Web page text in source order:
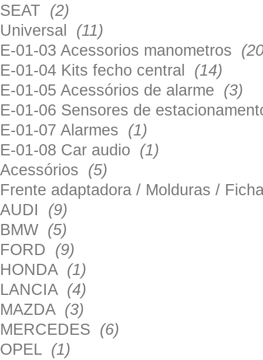
SEAT (2)
Universal (11)
E-01-03 Acessorios manometros
E-01-04 Kits fecho central (14)
E-01-05 Acessórios de alarme (3)
E-01-06 Sensores de
E-01-07 Alarmes (1)
E-01-08 Car audio (1)
Acessórios (5)
Frente adaptadora / Molduras /
AUDI (9)
BMW (5)
FORD (9)
HONDA (1)
LANCIA (4)
MAZDA (3)
MERCEDES (6)
OPEL (1)